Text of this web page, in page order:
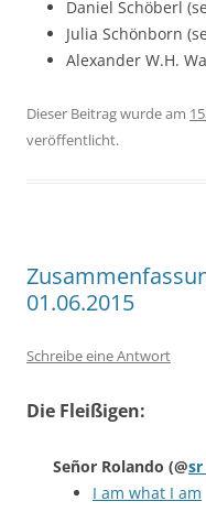
Daniel Schöberl
Julia Schönborn
Alexander W.H.
Dieser Beitrag wurde am
veröffentlicht.
01.06.2015
Schreibe eine Antwort
Die Fleißigen:
Señor Rolando (@
I am what I am